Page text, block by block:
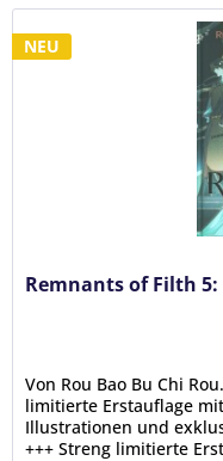
NEU
Remnants of Filth 5:
Von Rou Bao Bu Chi
limitierte Erstauflage
Illustrationen und
+++ Streng limitierte